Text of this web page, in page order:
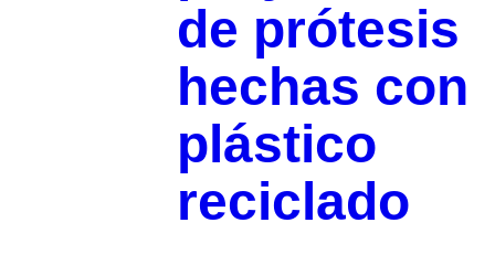
de prótesis
hechas con
plástico
reciclado